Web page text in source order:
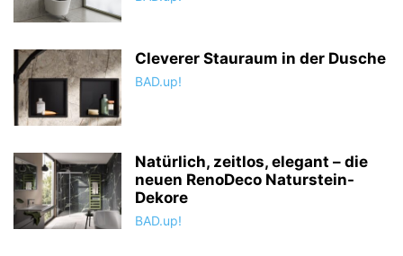
Cleverer Stauraum in der Dusche
BAD.up!
Natürlich, zeitlos, elegant – die
neuen RenoDeco Naturstein-
Dekore
BAD.up!